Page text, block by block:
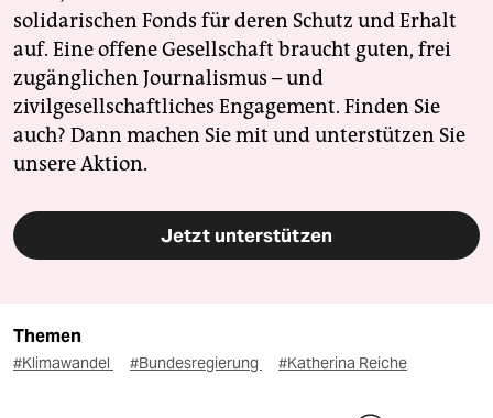
solidarischen Fonds für deren Schutz und Erhalt
auf. Eine offene Gesellschaft braucht guten, frei
zugänglichen Journalismus – und
zivilgesellschaftliches Engagement. Finden Sie
auch? Dann machen Sie mit und unterstützen Sie
unsere Aktion.
Jetzt unterstützen
Themen
#Klimawandel #Bundesregierung #Katherina Reiche